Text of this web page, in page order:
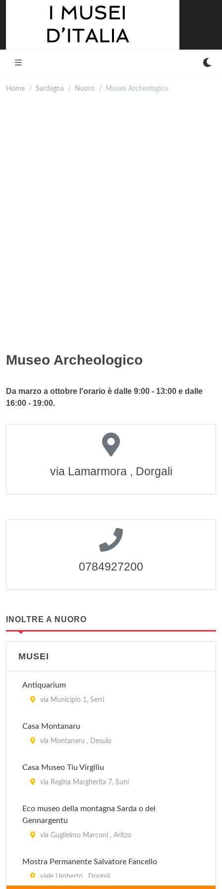
Home Sardegna Nuoro Museo Archeologico
Museo Archeologico
Da marzo a ottobre l'orario è dalle 9:00 - 13:00 e dalle
16:00 - 19:00.
via Lamarmora , Dorgali
0784927200
INOLTRE A NUORO
MUSEI
Antiquarium
via Municipio 1, Serri
Casa Montanaru
via Montanaru , Desulo
Casa Museo Tiu Virgiliu
via Regina Margherita 7, Suni
Eco museo della montagna Sarda o del
Gennargentu
via Guglielmo Marconi , Aritzo
Mostra Permanente Salvatore Fancello
viale Umberto , Dorgali